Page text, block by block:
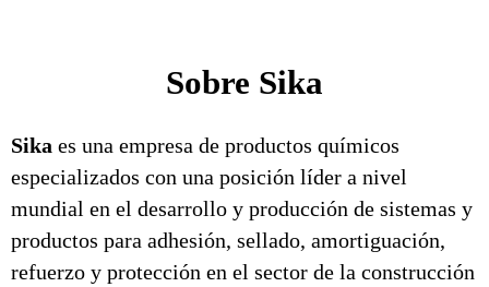
Sobre Sika
Sika es una empresa de productos químicos
especializados con una posición líder a nivel
mundial en el desarrollo y producción de sistemas y
productos para adhesión, sellado, amortiguación,
refuerzo y protección en el sector de la construcción